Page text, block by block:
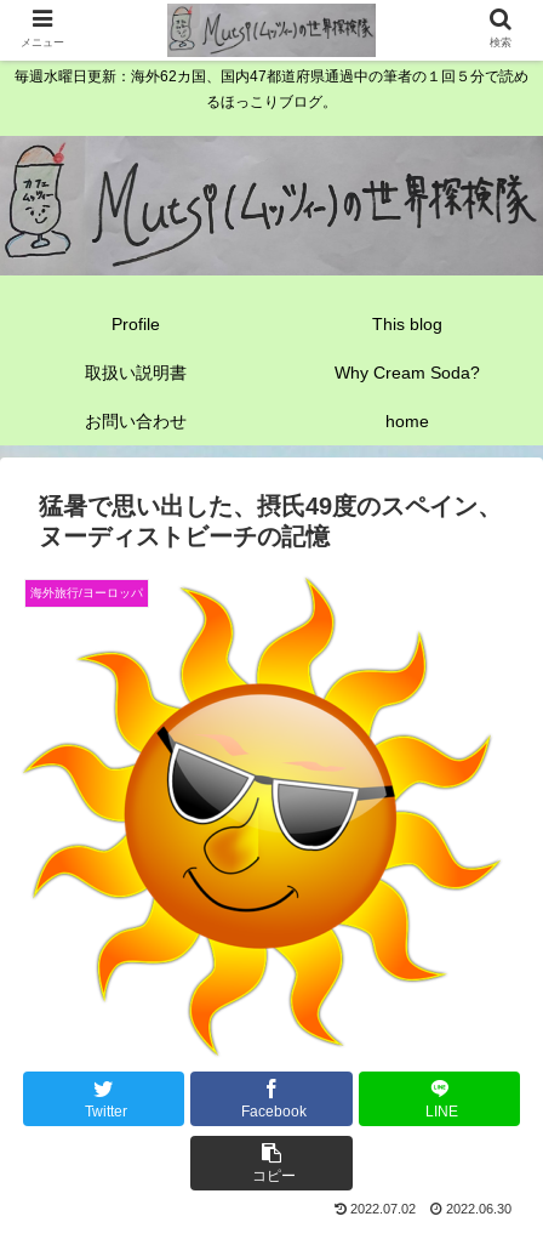
毎週水曜日更新：海外62カ国、国内47都道府県通過中の筆者の１回５分で読め
るほっこりブログ。
Profile This blog
取扱い説明書 Why Cream Soda?
お問い合わせ home
猛暑で思い出した、摂氏49度のスペイン、
ヌーディストビーチの記憶
海外旅行/ヨーロッパ
Twitter Facebook LINE
コピー
2022.07.02 2022.06.30
メニュー 検索